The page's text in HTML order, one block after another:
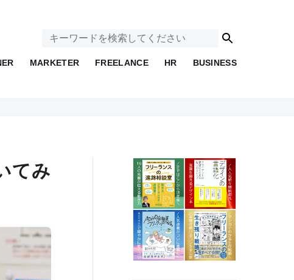
MARKETER FREELANCE HR BUSINESS
てみ